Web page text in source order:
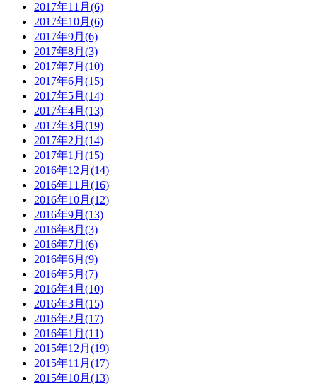
2017年11月(6)
2017年10月(6)
2017年9月(6)
2017年8月(3)
2017年7月(10)
2017年6月(15)
2017年5月(14)
2017年4月(13)
2017年3月(19)
2017年2月(14)
2017年1月(15)
2016年12月(14)
2016年11月(16)
2016年10月(12)
2016年9月(13)
2016年8月(3)
2016年7月(6)
2016年6月(9)
2016年5月(7)
2016年4月(10)
2016年3月(15)
2016年2月(17)
2016年1月(11)
2015年12月(19)
2015年11月(17)
2015年10月(13)